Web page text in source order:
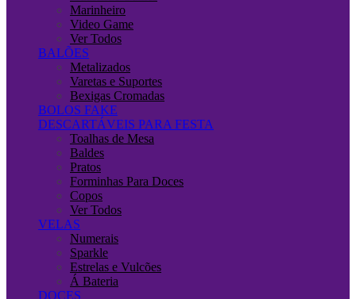
Marinheiro
Video Game
Ver Todos
BALÕES
Metalizados
Varetas e Suportes
Bexigas Cromadas
BOLOS FAKE
DESCARTÁVEIS PARA FESTA
Toalhas de Mesa
Baldes
Pratos
Forminhas Para Doces
Copos
Ver Todos
VELAS
Numerais
Sparkle
Estrelas e Vulcões
Á Bateria
DOCES